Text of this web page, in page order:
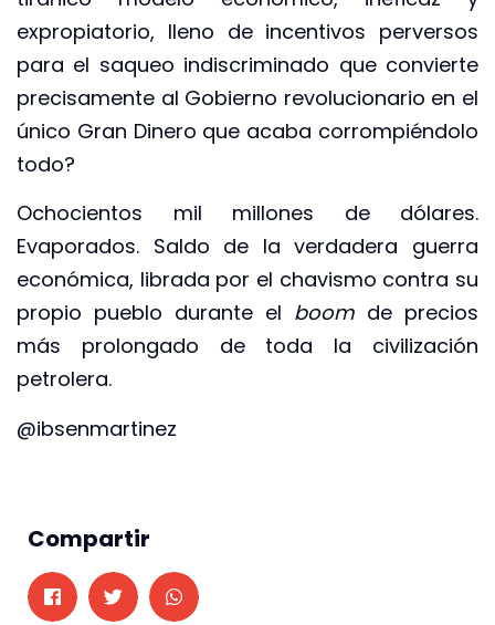
expropiatorio, lleno de incentivos perversos
para el saqueo indiscriminado que convierte
precisamente al Gobierno revolucionario en el
único Gran Dinero que acaba corrompiéndolo
todo?
Ochocientos mil millones de dólares.
Evaporados. Saldo de la verdadera guerra
económica, librada por el chavismo contra su
propio pueblo durante el boom de precios
más prolongado de toda la civilización
petrolera.
@ibsenmartinez
Compartir